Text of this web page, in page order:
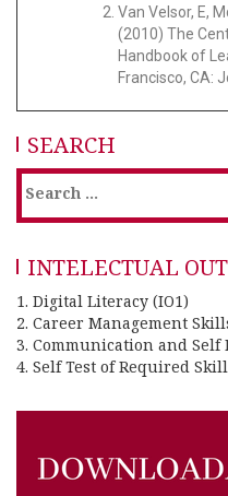
Van Velsor, E,
(2010) The
Handbook of
Francisco, CA:
SEARCH
INTELECTUAL
1. Digital Literacy (IO1)
2. Career Management
3. Communication and
4. Self Test of Required